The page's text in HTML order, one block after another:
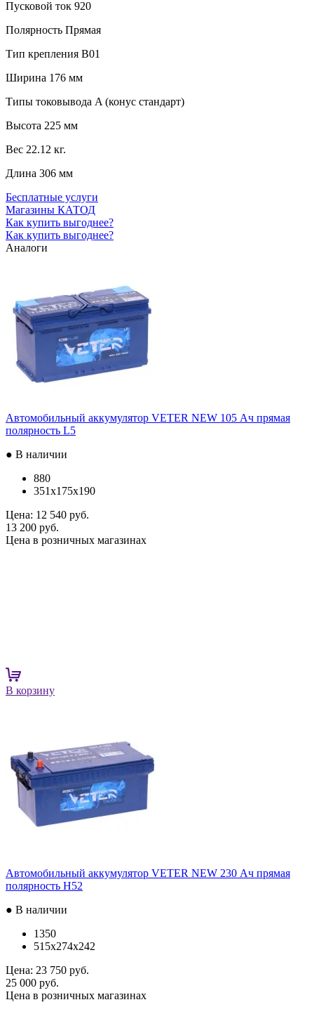
Пусковой ток 920
Полярность Прямая
Тип крепления B01
Ширина 176 мм
Типы токовывода A (конус стандарт)
Высота 225 мм
Вес 22.12 кг.
Длина 306 мм
Бесплатные услуги
Магазины КАТОД
Как купить выгоднее?
Как купить выгоднее?
Аналоги
Автомобильный аккумулятор VETER NEW 105 Ач прямая
полярность L5
● В наличии
880
351x175x190
Цена: 12 540 руб.
13 200 руб.
Цена в розничных магазинах
В корзину
Автомобильный аккумулятор VETER NEW 230 Ач прямая
полярность H52
● В наличии
1350
515x274x242
Цена: 23 750 руб.
25 000 руб.
Цена в розничных магазинах